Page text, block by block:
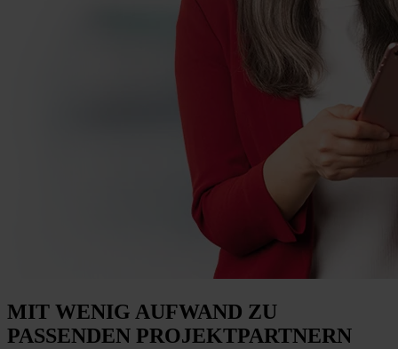
MIT WENIG AUFWAND ZU
PASSENDEN PROJEKTPARTNERN